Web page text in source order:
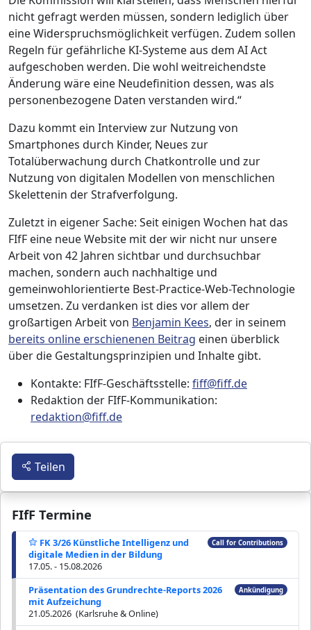
nicht gefragt werden müssen, sondern lediglich über
eine Widerspruchsmöglichkeit verfügen. Zudem sollen
Regeln für gefährliche KI-Systeme aus dem AI Act
aufgeschoben werden. Die wohl weitreichendste
Änderung wäre eine Neudefinition dessen, was als
personenbezogene Daten verstanden wird.“
Dazu kommt ein Interview zur Nutzung von
Smartphones durch Kinder, Neues zur
Totalüberwachung durch Chatkontrolle und zur
Nutzung von digitalen Modellen von menschlichen
Skelettenin der Strafverfolgung.
Zuletzt in eigener Sache: Seit einigen Wochen hat das
FIfF eine neue Website mit der wir nicht nur unsere
Arbeit von 42 Jahren sichtbar und durchsuchbar
machen, sondern auch nachhaltige und
gemeinwohlorientierte Best-Practice-Web-Technologie
umsetzen. Zu verdanken ist dies vor allem der
großartigen Arbeit von Benjamin Kees, der in seinem
bereits online erschienenen Beitrag einen überblick
über die Gestaltungsprinzipien und Inhalte gibt.
Kontakte: FIfF-Geschäftsstelle: fiff@fiff.de
Redaktion der FIfF-Kommunikation:
redaktion@fiff.de
FIfF Termine
FK 3/26 Künstliche Intelligenz und
digitale Medien in der Bildung
17.05. - 15.08.2026
Call for Contributions
Präsentation des Grundrechte-Reports 2026
mit Aufzeichung
21.05.2026 (Karlsruhe & Online)
Ankündigung
Teilen